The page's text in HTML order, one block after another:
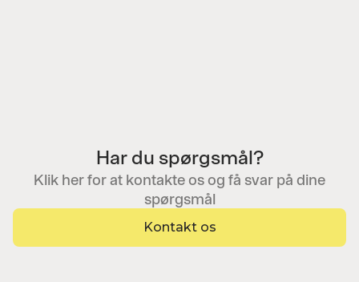
Har du spørgsmål?
Klik her for at kontakte os og få svar på dine
spørgsmål
Kontakt os